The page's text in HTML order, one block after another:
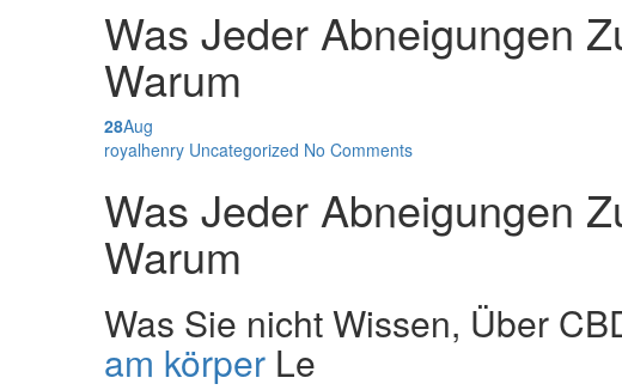
Was Jeder Abneigungen
Warum
28Aug
Posted by
royalhenry Uncategorized No Comments
Was Jeder Abneigungen
Warum
Was Sie nicht Wissen, Über
am körper Le